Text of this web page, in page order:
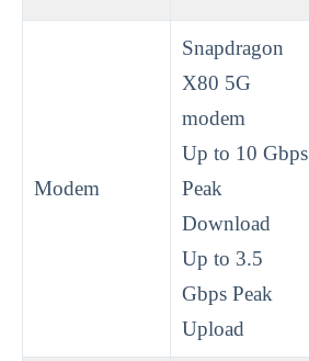
Modem
Snapdragon
X80 5G
modem
Up to 10 Gbps
Peak
Download
Up to 3.5
Gbps Peak
Upload